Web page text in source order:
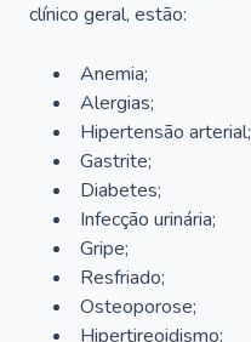
clínico geral, estão:
Anemia;
Alergias;
Hipertensão arterial;
Gastrite;
Diabetes;
Infecção urinária;
Gripe;
Resfriado;
Osteoporose;
Hipertireoidismo;